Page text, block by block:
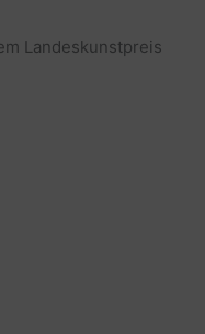
Landeskunstpreis